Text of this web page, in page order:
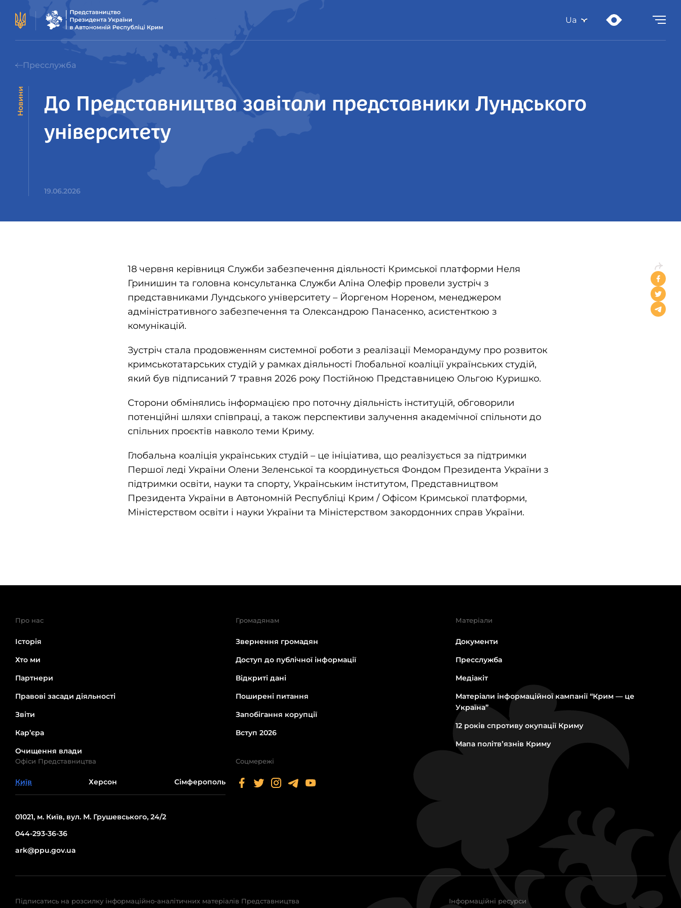
Ua
Пресслужба
Новини
До Представництва завітали представники Лундського
університету
19.06.2026
18 червня керівниця Служби забезпечення діяльності Кримської платформи Неля
Гринишин та головна консультанка Служби Аліна Олефір провели зустріч з
представниками Лундського університету – Йоргеном Нореном, менеджером
адміністративного забезпечення та Олександрою Панасенко, асистенткою з
комунікацій.
Зустріч стала продовженням системної роботи з реалізації Меморандуму про розвиток
кримськотатарських студій у рамках діяльності Глобальної коаліції українських студій,
який був підписаний 7 травня 2026 року Постійною Представницею Ольгою Куришко.
Сторони обмінялись інформацією про поточну діяльність інституцій, обговорили
потенційні шляхи співпраці, а також перспективи залучення академічної спільноти до
спільних проєктів навколо теми Криму.
Глобальна коаліція українських студій – це ініціатива, що реалізується за підтримки
Першої леді України Олени Зеленської та координується Фондом Президента України з
підтримки освіти, науки та спорту, Українським інститутом, Представництвом
Президента України в Автономній Республіці Крим / Офісом Кримської платформи,
Міністерством освіти і науки України та Міністерством закордонних справ України.
Про нас
Історія
Хто ми
Партнери
Правові засади діяльності
Звіти
Кар’єра
Очищення влади
Громадянам
Звернення громадян
Доступ до публічної інформації
Відкриті дані
Поширені питання
Запобігання корупції
Вступ 2026
Матеріали
Документи
Пресслужба
Медіакіт
Матеріали інформаційної кампанії “Крим — це
Україна”
12 років спротиву окупації Криму
Мапа політвʼязнів Криму
Офіси Представництва
Київ Херсон Сімферополь
01021, м. Київ, вул. М. Грушевського, 24/2
044-293-36-36
ark@ppu.gov.ua
Соцмережі
Підписатись на розсилку інформаційно-аналітичних матеріалів Представництва Інформаційні ресурси